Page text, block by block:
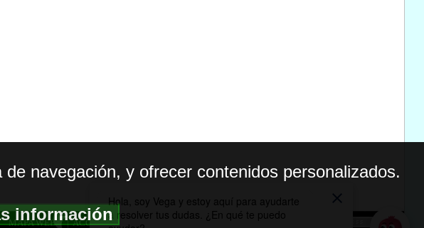
MAPA WEB|ACCESIBILIDAD
navegación, y ofrecer contenidos personalizados.
información